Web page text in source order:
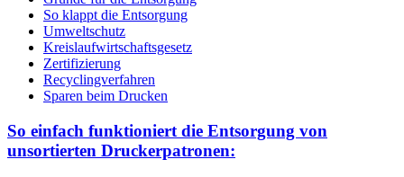
So klappt die Entsorgung
Umweltschutz
Kreislaufwirtschaftsgesetz
Zertifizierung
Recyclingverfahren
Sparen beim Drucken
So einfach funktioniert die Entsorgung von
unsortierten Druckerpatronen: